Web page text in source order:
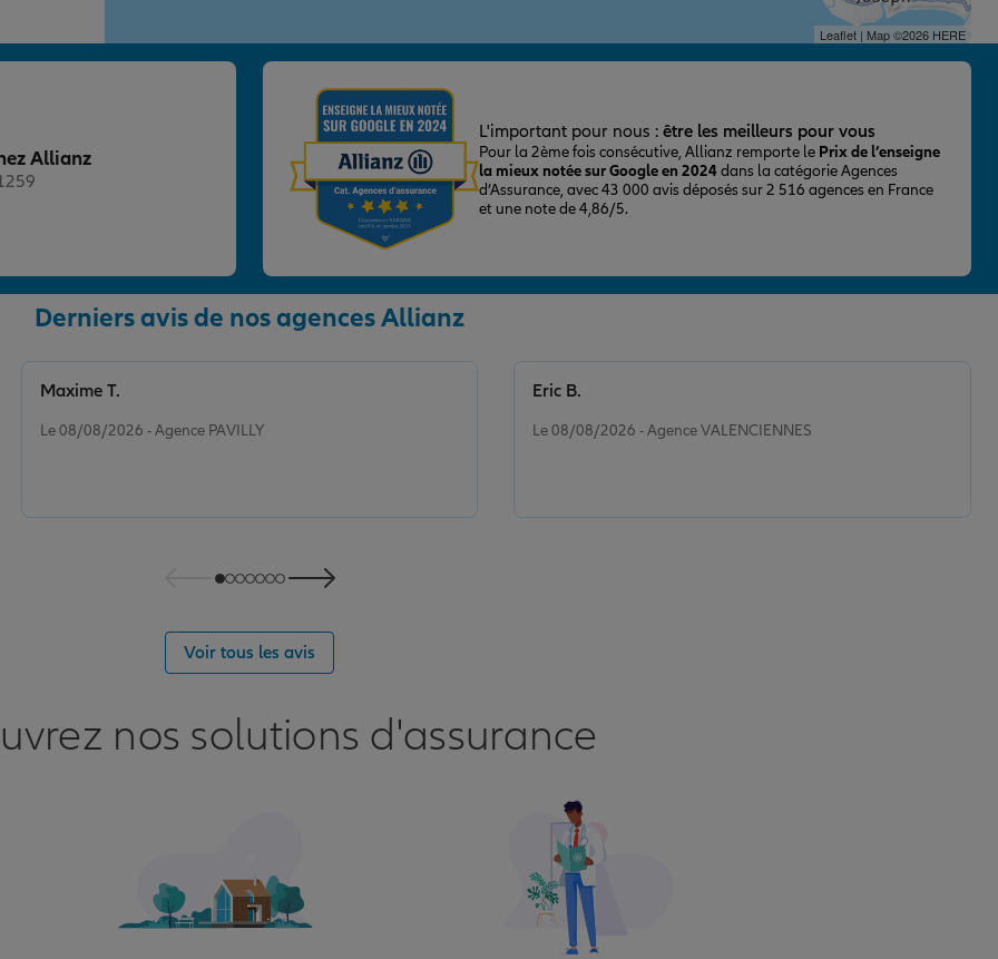
Leaflet| Map ©2026 HERE
Allianz
L'important pour nous : être les meilleurs pour vous
Pour la 2ème fois consécutive, Allianz remporte le Prix de l’enseigne
la mieux notée sur Google en 2024dans la catégorie Agences
d’Assurance, avec 43 000 avis déposés sur 2 516 agences en France
et une note de 4,86/5.
Derniers avis de nos agences Allianz
Le 08/08/2026 - Agence PAVILLY
Maxime T.
Le 08/08/2026 - Agence VALENCIENNES
Eric B.
Voir tous les avis
nos solutions d'assurance